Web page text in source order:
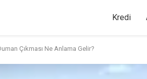
Kredi
Çıkması Ne Anlama Gelir?